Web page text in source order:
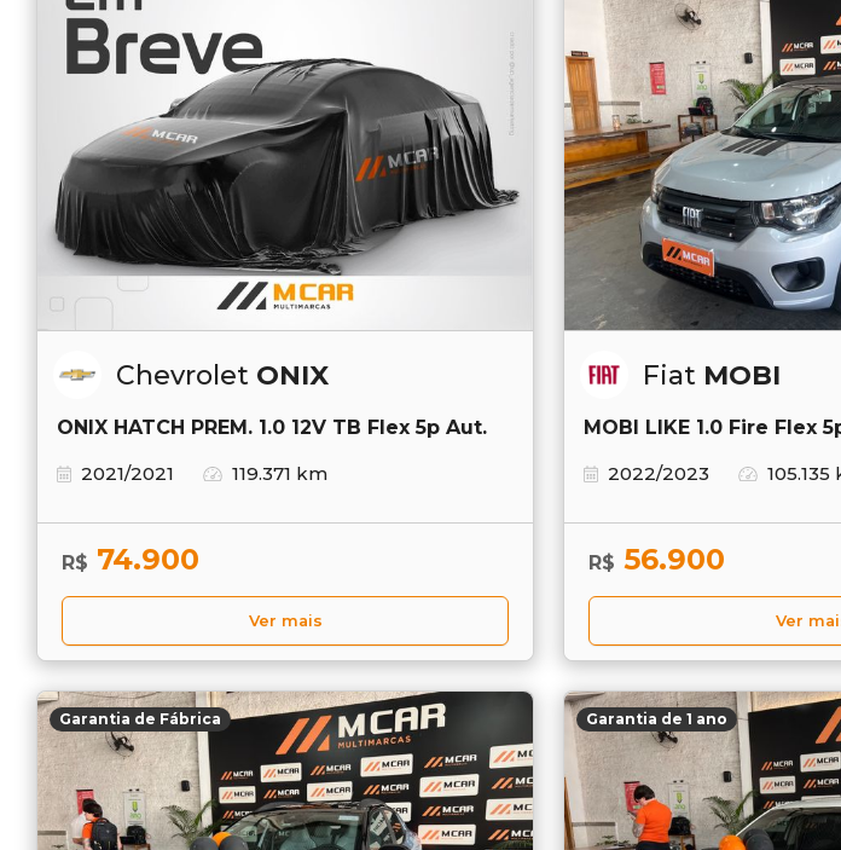
Chevrolet ONIX
ONIX HATCH PREM. 1.0 12V TB Flex 5p Aut.
2021/2021
119.371 km
R$ 74.900
Ver mais
Fiat MOBI
MOBI LIKE 1.0 Fire Flex
2022/2023
105.135
R$ 56.900
Ver
Garantia de Fábrica Garantia de 1 ano